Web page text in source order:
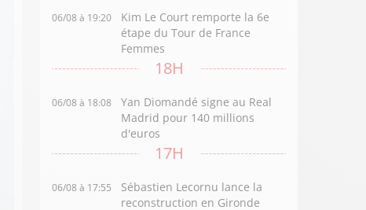
06/08 à 19:20
Kim Le Court remporte la 6e
étape du Tour de France
Femmes
18H
06/08 à 18:08
Yan Diomandé signe au Real
Madrid pour 140 millions
d'euros
17H
06/08 à 17:55
Sébastien Lecornu lance la
reconstruction en Gironde